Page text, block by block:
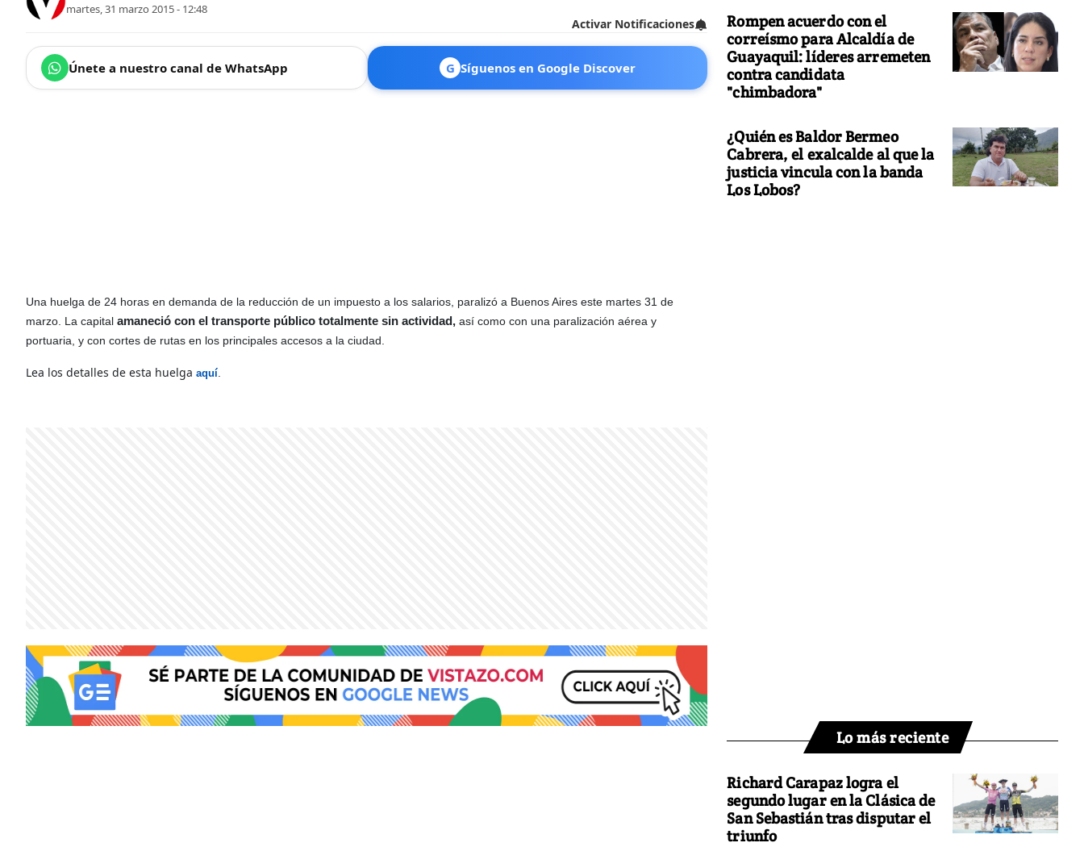
martes, 31 marzo 2015 - 12:48
Activar Notificaciones
Únete a nuestro canal de WhatsApp G Síguenos en Google Discover
Una huelga de 24 horas en demanda de la reducción de un impuesto a los salarios, paralizó a Buenos Aires este martes 31 de
marzo. La capital amaneció con el transporte público totalmente sin actividad , así como con una paralización aérea y
portuaria, y con cortes de rutas en los principales accesos a la ciudad.
Lea los detalles de esta huelga aquí
Rompen acuerdo con el
correísmo para Alcaldía de
Guayaquil: líderes arremeten
contra candidata
"chimbadora"
¿Quién es Baldor Bermeo
Cabrera, el exalcalde al que la
justicia vincula con la banda
Los Lobos?
Lo más reciente
Richard Carapaz logra el
segundo lugar en la Clásica de
San Sebastián tras disputar el
triunfo